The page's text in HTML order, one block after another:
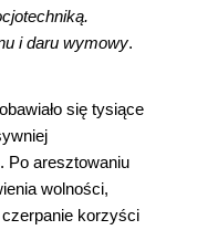
i daru wymowy.
się tysiące
Po aresztowaniu
wolności,
korzyści